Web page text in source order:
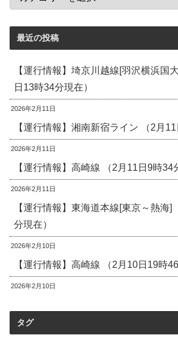
最近の投稿
【運行情報】埼京川越線[羽沢横浜国
日13時34分現在）
2026年2月11日
【運行情報】湘南新宿ライン （2月11
2026年2月11日
【運行情報】高崎線 （2月11日9時34
2026年2月11日
【運行情報】東海道本線[東京～熱海]
分現在）
2026年2月10日
【運行情報】高崎線 （2月10日19時46
2026年2月10日
タグ